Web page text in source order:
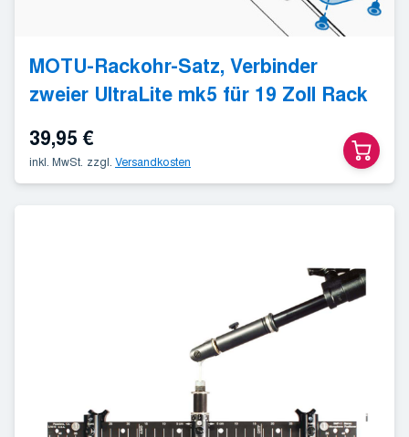
MOTU-Rackohr-Satz, Verbinder
zweier UltraLite mk5 für 19 Zoll Rack
39,95 €
inkl. MwSt. zzgl. Versandkosten